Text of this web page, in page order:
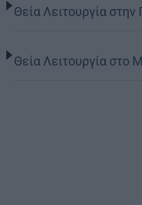
Θεία Λειτουργία
Θεία Λειτουργία στο